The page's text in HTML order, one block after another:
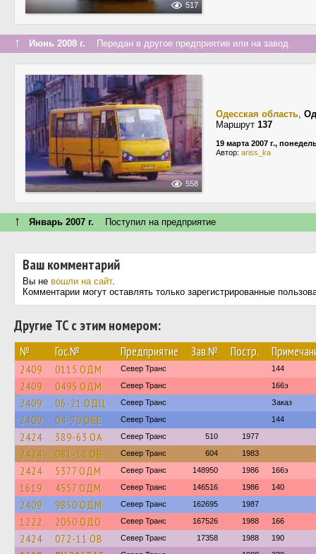
517
↑ Июнь 2008 г. Передан в другое предприятие или на завод
558
Одесская область,
Маршрут 137
19 марта 2007 г.,
Автор: ariss_ka
↑ Январь 2007 г. Поступил на предприятие
Ваш комментарий
Вы не вошли на сайт.
Комментарии могут оставлять только зарегистрированные
Другие ТС с этим номером:
№ Гос.№ Предприятие Зав.№ Постр.
2409 0115 ОДМ Север Транс 144
2409 0495 ОДМ Север Транс 166э
2409 06-21 ОДЦ Север Транс Заказ
2409 04-70 ОЕЕ Север Транс 144
2424 389-63 ОА Север Транс 510 1977
2424 081-18 ОВ Север Транс 604 1983
2424 5377 ОДМ Север Транс 148950 1986 166э
1619 4557 ОДМ Север Транс 146516 1986 140
2409 9850 ОДМ Север Транс 162695 1987
1222 2050 ОДО Север Транс 167526 1988 166
2424 072-11 ОВ Север Транс 17358 1988 190